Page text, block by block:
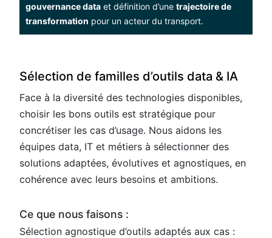
gouvernance data et définition d’une trajectoire de
transformation pour un acteur du transport.
Sélection de familles d’outils data & IA
Face à la diversité des technologies disponibles,
choisir les bons outils est stratégique pour
concrétiser les cas d’usage. Nous aidons les
équipes data, IT et métiers à sélectionner des
solutions adaptées, évolutives et agnostiques, en
cohérence avec leurs besoins et ambitions.
Ce que nous faisons :
Sélection agnostique d’outils adaptés aux cas :